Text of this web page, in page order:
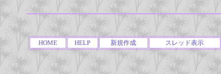
HOME HELP 新規作成 スレッド表示